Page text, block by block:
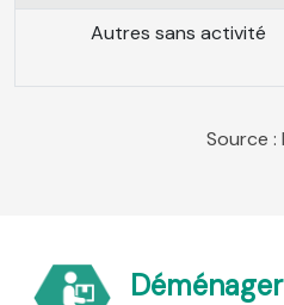
Autres sans activité
Source :